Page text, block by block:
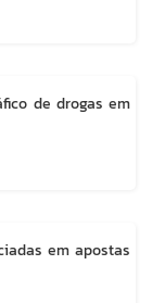
de drogas em
em apostas